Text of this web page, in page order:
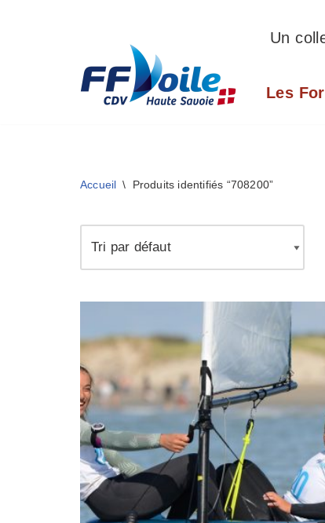
Un
Les
Accueil \ Produits identifiés “708200”